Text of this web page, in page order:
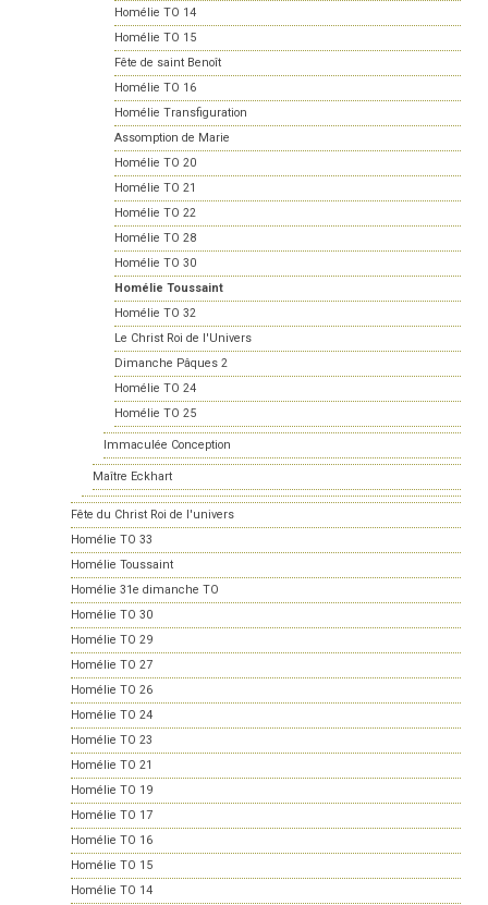
Homélie TO 14
Homélie TO 15
Fête de saint Benoît
Homélie TO 16
Homélie Transfiguration
Assomption de Marie
Homélie TO 20
Homélie TO 21
Homélie TO 22
Homélie TO 28
Homélie TO 30
Homélie Toussaint
Homélie TO 32
Le Christ Roi de l'Univers
Dimanche Pâques 2
Homélie TO 24
Homélie TO 25
Immaculée Conception
Maître Eckhart
Fête du Christ Roi de l'univers
Homélie TO 33
Homélie Toussaint
Homélie 31e dimanche TO
Homélie TO 30
Homélie TO 29
Homélie TO 27
Homélie TO 26
Homélie TO 24
Homélie TO 23
Homélie TO 21
Homélie TO 19
Homélie TO 17
Homélie TO 16
Homélie TO 15
Homélie TO 14